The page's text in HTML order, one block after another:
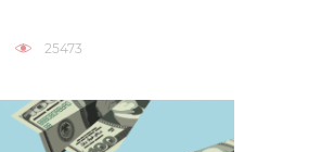
25473